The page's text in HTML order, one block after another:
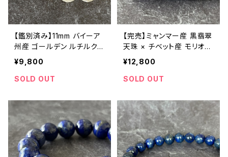
【鑑別済み】11mm バイーア
州産 ゴールデン ルチルクォ
ーツ ブレスレット【鑑別済
み・画像現物・RT01】
¥9,800
SOLD OUT
【完売】ミャンマー産 黒翡翠
天珠 × チベット産 モリオン
ブレスレット
¥12,800
SOLD OUT